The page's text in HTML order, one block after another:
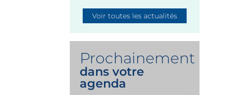
Voir toutes les actualités
Prochainement
dans votre
agenda